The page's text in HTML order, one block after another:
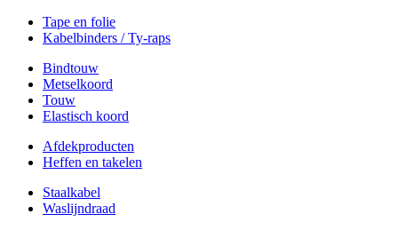
Tape en folie
Kabelbinders / Ty-raps
Bindtouw
Metselkoord
Touw
Elastisch koord
Afdekproducten
Heffen en takelen
Staalkabel
Waslijndraad